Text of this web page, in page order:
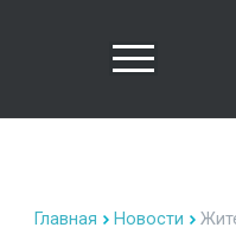
Главная Новости